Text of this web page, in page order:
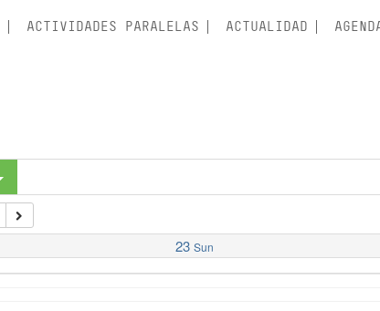
ACTIVIDADES PARALELAS ACTUALIDAD
23 Sun